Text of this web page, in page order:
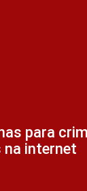
para
internet